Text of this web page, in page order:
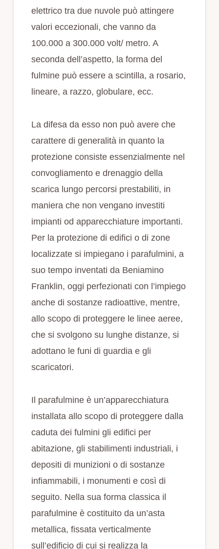
elettrico tra due nuvole può attingere
valori eccezionali, che vanno da
100.000 a 300.000 volt/ metro. A
seconda dell’aspetto, la forma del
fulmine può essere a scintilla, a rosario,
lineare, a razzo, globulare, ecc.
La difesa da esso non può avere che
carattere di generalità in quanto la
protezione consiste essenzialmente nel
convogliamento e drenaggio della
scarica lungo percorsi prestabiliti, in
maniera che non vengano investiti
impianti od apparecchiature importanti.
Per la protezione di edifici o di zone
localizzate si impiegano i parafulmini, a
suo tempo inventati da Beniamino
Franklin, oggi perfezionati con l’impiego
anche di sostanze radioattive, mentre,
allo scopo di proteggere le linee aeree,
che si svolgono su lunghe distanze, si
adottano le funi di guardia e gli
scaricatori.
Il parafulmine è un’apparecchiatura
installata allo scopo di proteggere dalla
caduta dei fulmini gli edifici per
abitazione, gli stabilimenti industriali, i
depositi di munizioni o di sostanze
infiammabili, i monumenti e così di
seguito. Nella sua forma classica il
parafulmine è costituito da un’asta
metallica, fissata verticalmente
sull’edificio di cui si realizza la